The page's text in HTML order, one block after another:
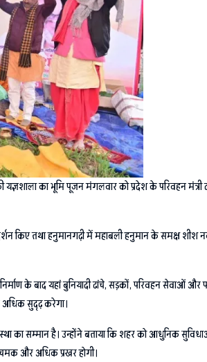
यज्ञशाला का भूमि पूजन मंगलवार को प्रदेश के परिवहन
किए तथा हनुमानगढ़ी में महाबली हनुमान के समक्ष शीश
के बाद यहां बुनियादी ढांचे, सड़कों, परिवहन सेवाओं
अधिक सुदृढ़ करेगा।
का सम्मान है। उन्होंने बताया कि शहर को आधुनिक
और अधिक प्रखर होगी।